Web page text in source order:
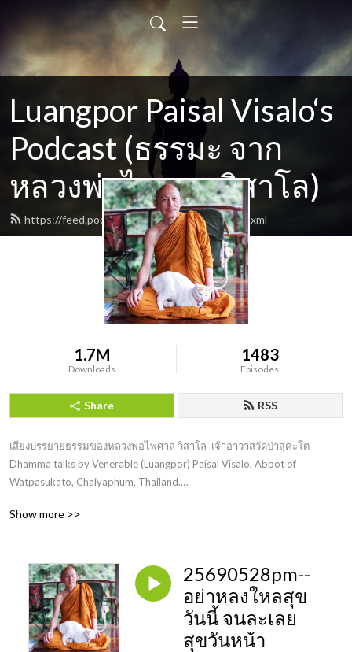
Luangpor Paisal Visalo‘s
Podcast (ธรรมะ จาก
หลวงพ่อไพศาล วิสาโล)
https://feed.podbean.com/watpasukato/feed.xml
1.7M
Downloads
1483
Episodes
Share RSS
เสียงบรรยายธรรมของหลวงพ่อไพศาล วิสาโล  เจ้าอาวาสวัดป่าสุคะโต
Dhamma talks by Venerable (Luangpor) Paisal Visalo, Abbot of
Watpasukato, Chaiyaphum, Thailand.
MP3 files are courtesy of https://www.facebook.com/Zensukato
Show more >>
25690528pm--
อย่าหลงใหลสุข
วันนี้ จนละเลย
สุขวันหน้า